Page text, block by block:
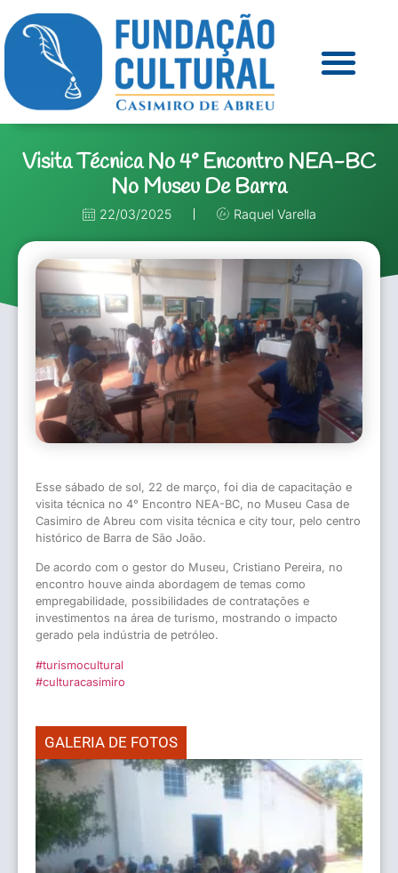
Visita Técnica No 4° Encontro NEA-BC
No Museu De Barra
22/03/2025 Raquel Varella
Esse sábado de sol, 22 de março, foi dia de capacitação e
visita técnica no 4° Encontro NEA-BC, no Museu Casa de
Casimiro de Abreu com visita técnica e city tour, pelo centro
histórico de Barra de São João.
De acordo com o gestor do Museu, Cristiano Pereira, no
encontro houve ainda abordagem de temas como
empregabilidade, possibilidades de contratações e
investimentos na área de turismo, mostrando o impacto
gerado pela indústria de petróleo.
#turismocultural
#culturacasimiro
GALERIA DE FOTOS